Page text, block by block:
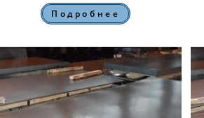
Подробнее